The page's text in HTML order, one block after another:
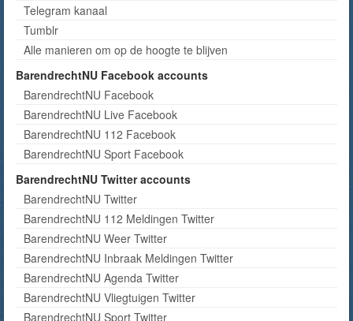
Telegram kanaal
Tumblr
Alle manieren om op de hoogte te blijven
BarendrechtNU Facebook accounts
BarendrechtNU Facebook
BarendrechtNU Live Facebook
BarendrechtNU 112 Facebook
BarendrechtNU Sport Facebook
BarendrechtNU Twitter accounts
BarendrechtNU Twitter
BarendrechtNU 112 Meldingen Twitter
BarendrechtNU Weer Twitter
BarendrechtNU Inbraak Meldingen Twitter
BarendrechtNU Agenda Twitter
BarendrechtNU Vliegtuigen Twitter
BarendrechtNU Sport Twitter